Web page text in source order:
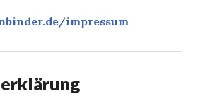
impressum